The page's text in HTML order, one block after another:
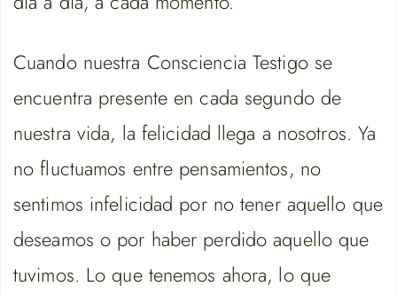
Cuando nuestra Consciencia Testigo se
encuentra presente en cada segundo de
nuestra vida, la felicidad llega a nosotros. Ya
no fluctuamos entre pensamientos, no
sentimos infelicidad por no tener aquello que
deseamos o por haber perdido aquello que
tuvimos. Lo que tenemos ahora, lo que